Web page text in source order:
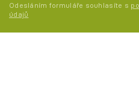
Odesláním formuláře souhlasíte s
údajů